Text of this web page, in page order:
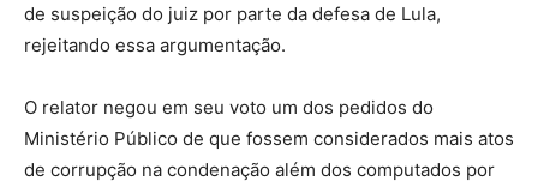
de suspeição do juiz por parte da defesa de Lula,
rejeitando essa argumentação.
O relator negou em seu voto um dos pedidos do
Ministério Público de que fossem considerados mais atos
de corrupção na condenação além dos computados por